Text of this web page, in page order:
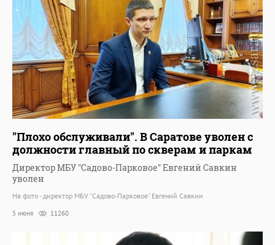
"Плохо обслуживали". В Саратове уволен с
должности главный по скверам и паркам
Директор МБУ "Садово-Парковое" Евгений Савкин
уволен
На фото - директор МБУ "Садово-Парковое" Евгений Савкин
5 июня 11260